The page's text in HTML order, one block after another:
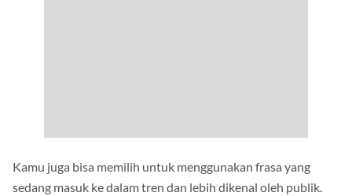
Kamu juga bisa memilih untuk menggunakan frasa yang
sedang masuk ke dalam tren dan lebih dikenal oleh publik.